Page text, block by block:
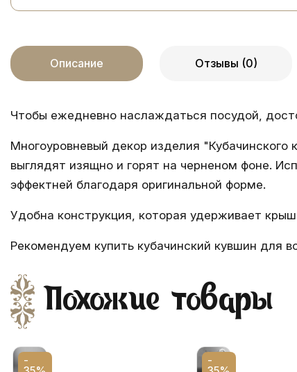
Описание Отзывы (0)
Чтобы ежедневно наслаждаться посудой,
Многоуровневый декор изделия
выглядят изящно и горят на черненом фоне.
эффектней благодаря оригинальной форме.
Удобна конструкция, которая удерживает
Рекомендуем купить кубачинский кувшин для
Похожие товары
- -